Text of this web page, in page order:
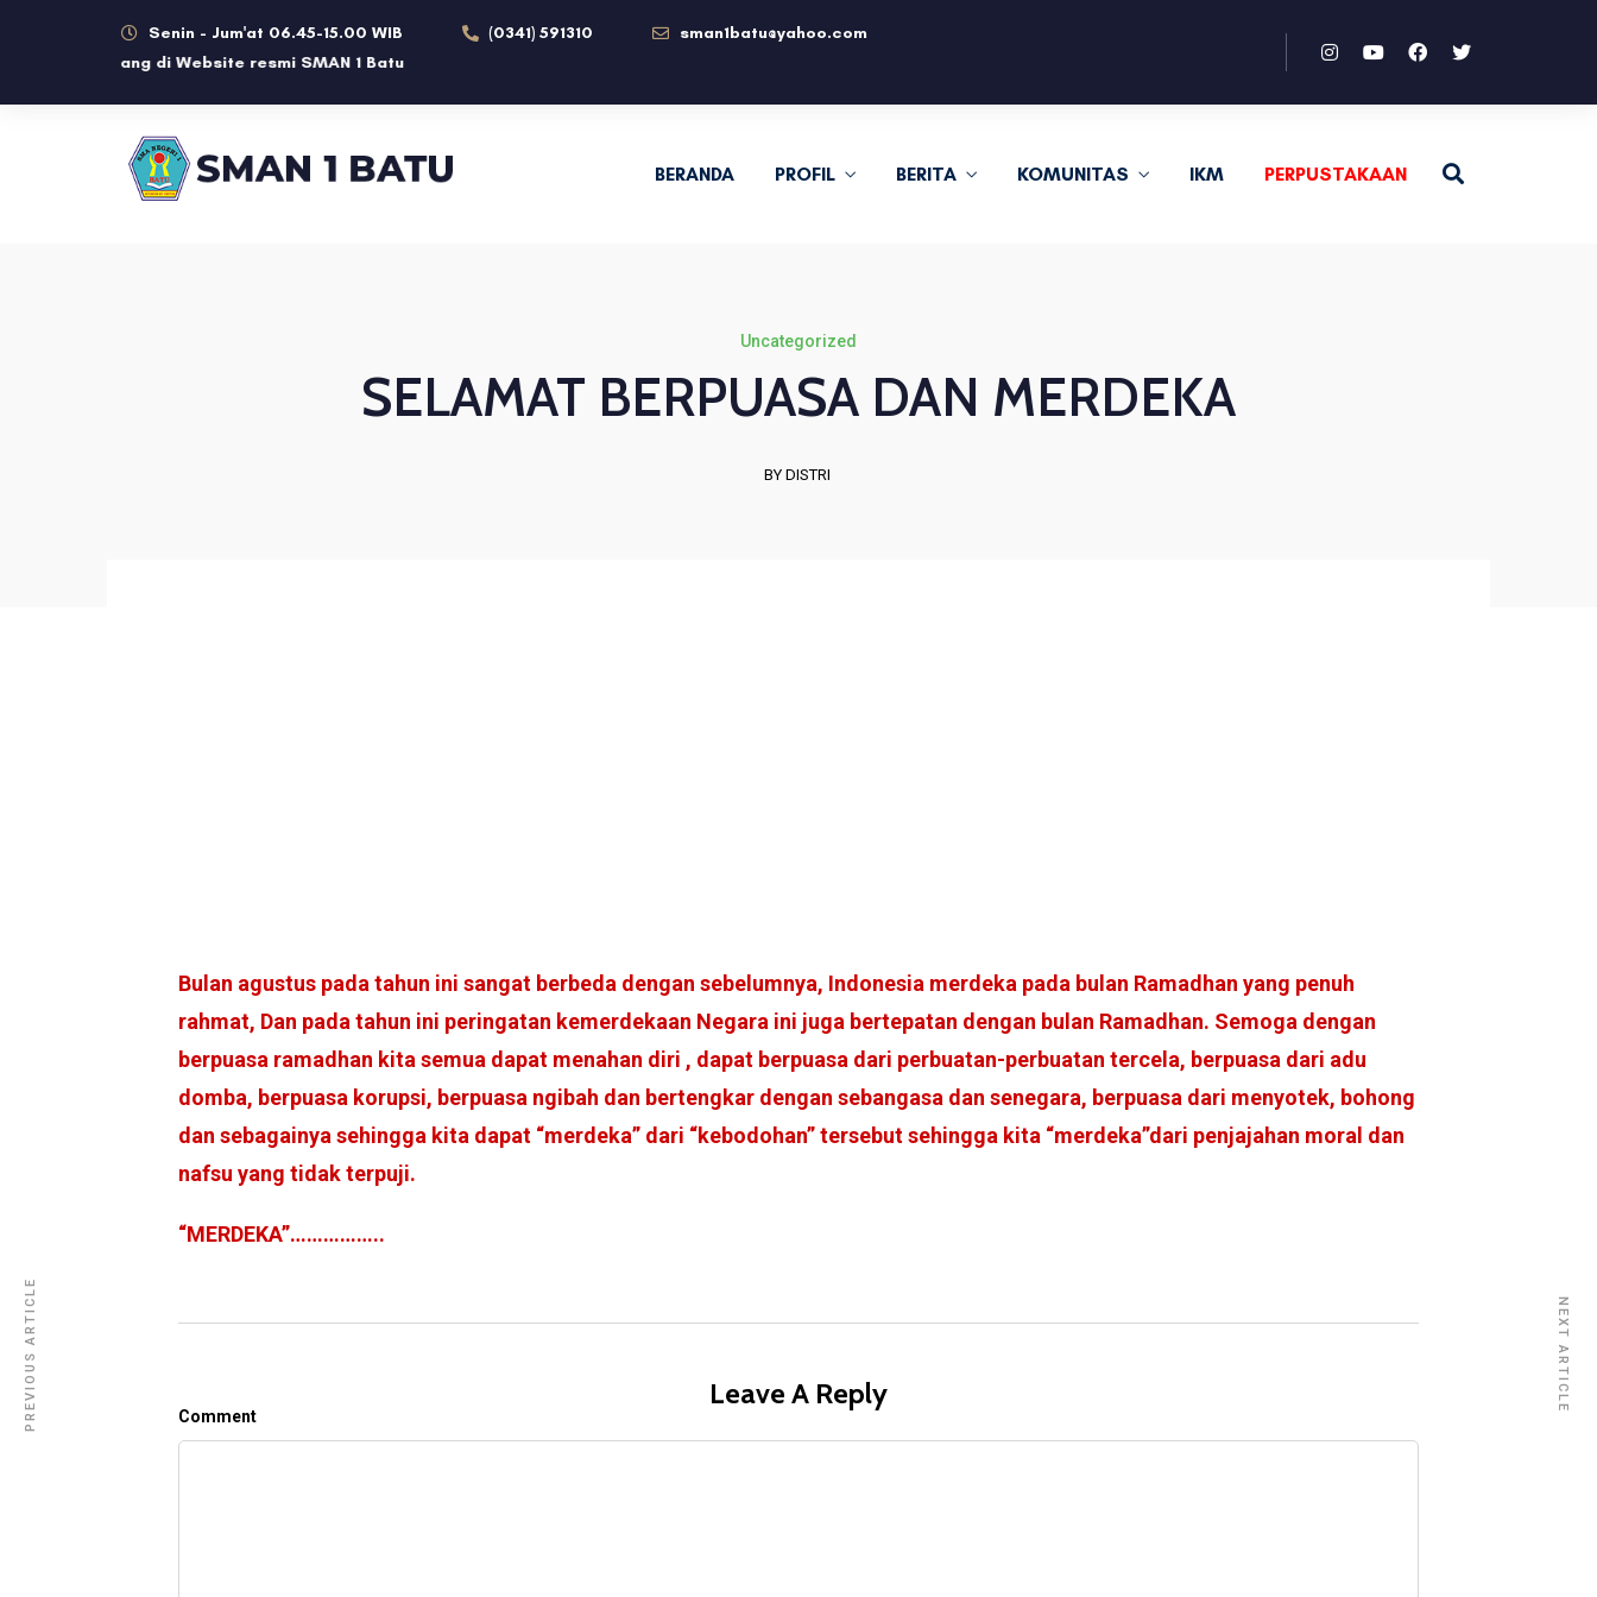
Senin - Jum'at 06.45-15.00 WIB (0341) 591310
sman1batu@yahoo.com
datang di Website resmi SMAN 1 Batu
BERANDA PROFIL BERITA KOMUNITAS IKM PERPUSTAKAAN
Uncategorized
SELAMAT BERPUASA DAN MERDEKA
BY DISTRI
Bulan agustus pada tahun ini sangat berbeda dengan sebelumnya, Indonesia merdeka pada bulan Ramadhan yang penuh
rahmat, Dan pada tahun ini peringatan kemerdekaan Negara ini juga bertepatan dengan bulan Ramadhan. Semoga dengan
berpuasa ramadhan kita semua dapat menahan diri , dapat berpuasa dari perbuatan-perbuatan tercela, berpuasa dari adu
domba, berpuasa korupsi, berpuasa ngibah dan bertengkar dengan sebangasa dan senegara, berpuasa dari menyotek, bohong
dan sebagainya sehingga kita dapat “merdeka” dari “kebodohan” tersebut sehingga kita “merdeka”dari penjajahan moral dan
nafsu yang tidak terpuji.
“MERDEKA”……………..
Leave A Reply
Comment
PREVIOUS ARTICLE NEXT ARTICLE